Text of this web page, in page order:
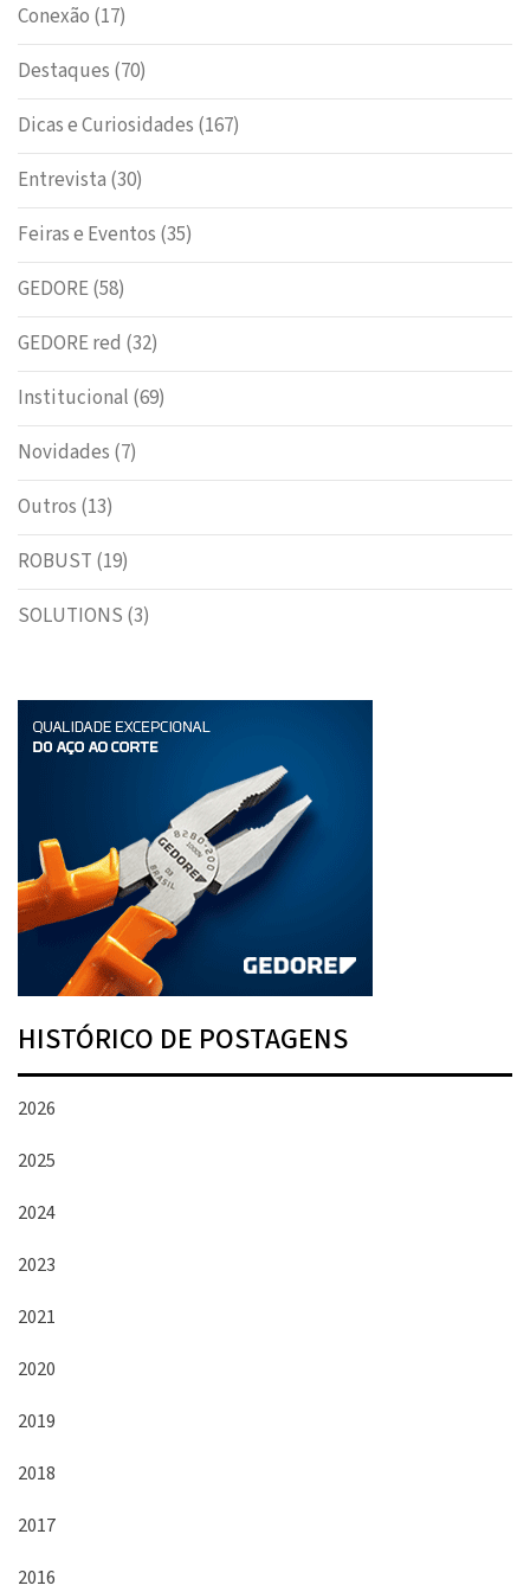
Conexão (17)
Destaques (70)
Dicas e Curiosidades (167)
Entrevista (30)
Feiras e Eventos (35)
GEDORE(58)
GEDORE red (32)
Institucional (69)
Novidades (7)
Outros (13)
ROBUST (19)
SOLUTIONS (3)
HISTÓRICO DE POSTAGENS
2026
2025
2024
2023
2021
2020
2019
2018
2017
2016